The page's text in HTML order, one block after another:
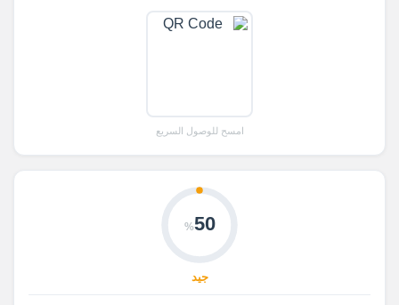
امسح للوصول السريع
50
%
جيد